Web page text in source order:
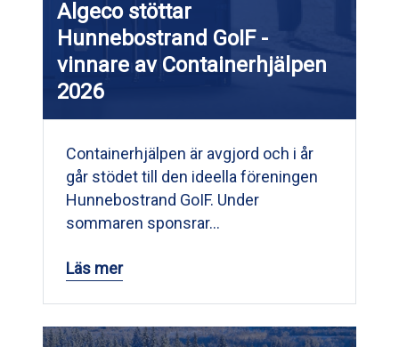
Algeco stöttar
Hunnebostrand GoIF -
vinnare av Containerhjälpen
2026
Containerhjälpen är avgjord och i år
går stödet till den ideella föreningen
Hunnebostrand GoIF. Under
sommaren sponsrar…
Läs mer